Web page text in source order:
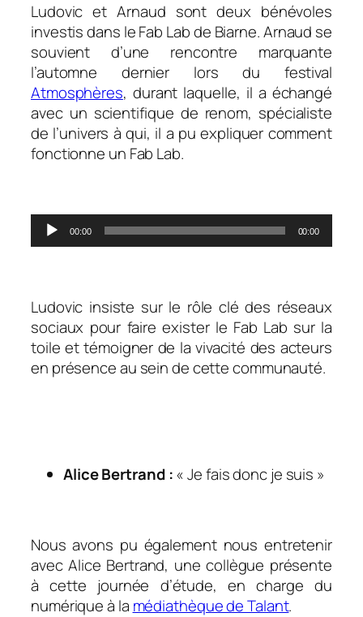
Ludovic et Arnaud sont deux bénévoles
investis dans le Fab Lab de Biarne. Arnaud se
souvient d’une rencontre marquante
l’automne dernier lors du festival
Atmosphères, durant laquelle, il a échangé
avec un scientifique de renom, spécialiste
de l’univers à qui, il a pu expliquer comment
fonctionne un Fab Lab.
Lecteur
audio
00:00 00:00
Ludovic insiste sur le rôle clé des réseaux
sociaux pour faire exister le Fab Lab sur la
toile et témoigner de la vivacité des acteurs
en présence au sein de cette communauté.
Alice Bertrand :« Je fais donc je suis »
Nous avons pu également nous entretenir
avec Alice Bertrand, une collègue présente
à cette journée d’étude, en charge du
numérique à la médiathèque de Talant.